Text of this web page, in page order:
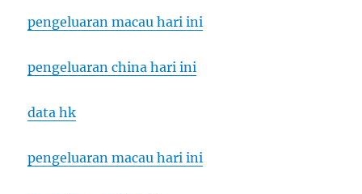
pengeluaran macau hari ini
pengeluaran china hari ini
data hk
pengeluaran macau hari ini